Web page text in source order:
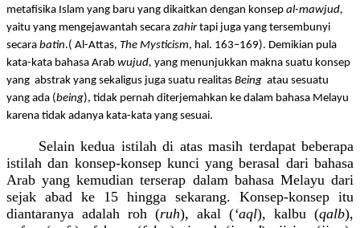
metafisika Islam yang baru yang dikaitkan dengan konsep al-mawjud,
yaitu yang mengejawantah secara zahirtapi juga yang tersembunyi
secara batin.( Al-Attas, The Mysticism, hal. 163–169). Demikian pula
kata-kata bahasa Arab wujud, yang menunjukkan makna suatu konsep
yang abstrak yang sekaligus juga suatu realitas Being atau sesuatu
yang ada (being), tidak pernah diterjemahkan ke dalam bahasa Melayu
karena tidak adanya kata-kata yang sesuai.
Selain kedua istilah di atas masih terdapat beberapa
istilah dan konsep-konsep kunci yang berasal dari bahasa
Arab yang kemudian terserap dalam bahasa Melayu dari
sejak abad ke 15 hingga sekarang. Konsep-konsep itu
diantaranya adalah roh (ruh), akal (‘aql), kalbu (qalb),